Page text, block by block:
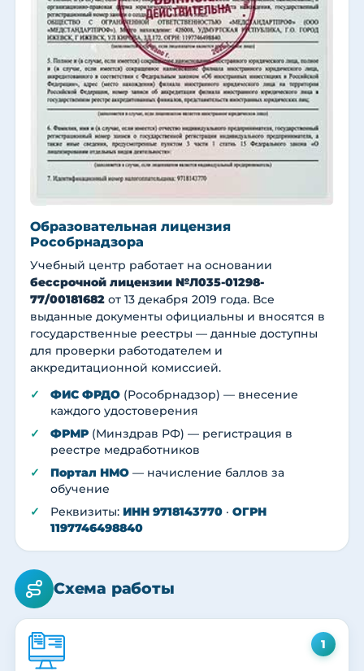
Образовательная лицензия
Рособрнадзора
Учебный центр работает на основании
бессрочной лицензии №Л035-01298-
77/00181682 от 13 декабря 2019 года. Все
выданные документы официальны и вносятся в
государственные реестры — данные доступны
для проверки работодателем и
аккредитационной комиссией.
ФИС ФРДО (Рособрнадзор) — внесение
каждого удостоверения
ФРМР (Минздрав РФ) — регистрация в
реестре медработников
Портал НМО — начисление баллов за
обучение
Реквизиты: ИНН 9718143770 · ОГРН
1197746498840
Схема работы
1